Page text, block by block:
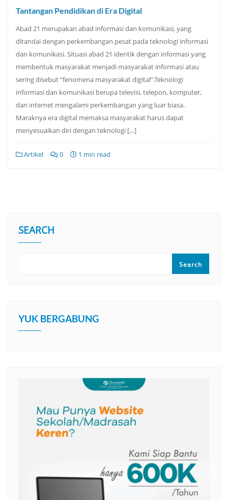
Tantangan Pendidikan di Era Digital
Abad 21 merupakan abad informasi dan komunikasi, yang
ditandai dengan perkembangan pesat pada teknologi informasi
dan komunikasi. Situasi abad 21 identik dengan informasi yang
membentuk masyarakat menjadi masyarakat informasi atau
sering disebut “fenomena masyarakat digital”.Teknologi
informasi dan komunikasi berupa televisi, telepon, komputer,
dan internet mengalami perkembangan yang luar biasa.
Maraknya era digital memaksa masyarakat harus dapat
menyesuaikan diri dengan teknologi […]
Artikel 0 1 min read
SEARCH
Search
YUK BERGABUNG